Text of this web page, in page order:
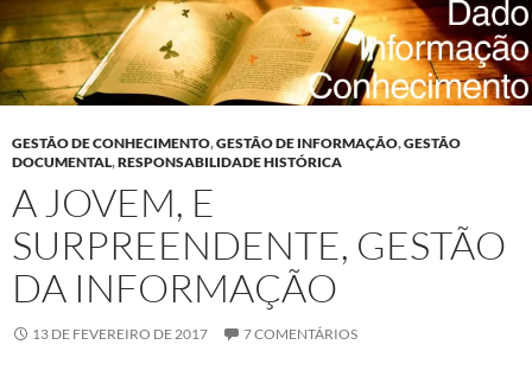
GESTÃO DE CONHECIMENTO,GESTÃO DE INFORMAÇÃO,GESTÃO
DOCUMENTAL,RESPONSABILIDADE HISTÓRICA
A JOVEM, E
SURPREENDENTE, GESTÃO
DA INFORMAÇÃO
13 DE FEVEREIRO DE 2017 7 COMENTÁRIOS